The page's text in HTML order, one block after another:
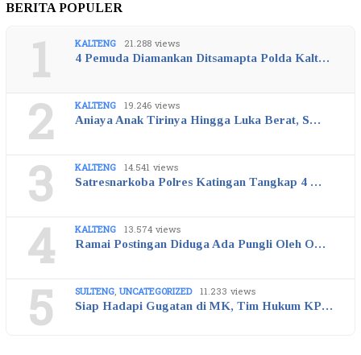
BERITA POPULER
1 KALTENG 21.288 views
4 Pemuda Diamankan Ditsamapta Polda Kalt…
2 KALTENG 19.246 views
Aniaya Anak Tirinya Hingga Luka Berat, S…
3 KALTENG 14.541 views
Satresnarkoba Polres Katingan Tangkap 4 …
4 KALTENG 13.574 views
Ramai Postingan Diduga Ada Pungli Oleh O…
5 SULTENG, UNCATEGORIZED 11.233 views
Siap Hadapi Gugatan di MK, Tim Hukum KP…